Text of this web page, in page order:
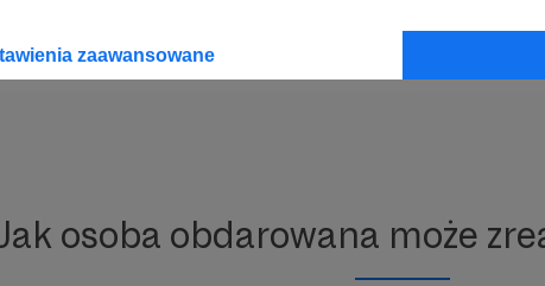
zaawansowane
osoba obdarowana może